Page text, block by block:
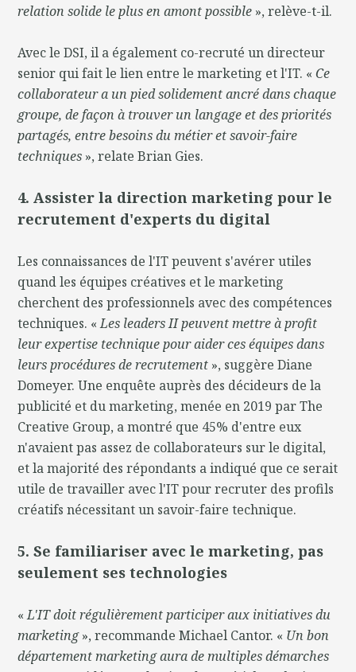
relation solide le plus en amont possible », relève-t-il.
Avec le DSI, il a également co-recruté un directeur
senior qui fait le lien entre le marketing et l'IT. «Ce
collaborateur a un pied solidement ancré dans chaque
groupe, de façon à trouver un langage et des priorités
partagés, entre besoins du métier et savoir-faire
techniques », relate Brian Gies.
4. Assister la direction marketing pour le
recrutement d'experts du digital
Les connaissances de l'IT peuvent s'avérer utiles
quand les équipes créatives et le marketing
cherchent des professionnels avec des compétences
techniques. «Les leaders II peuvent mettre à profit
leur expertise technique pour aider ces équipes dans
leurs procédures de recrutement », suggère Diane
Domeyer. Une enquête auprès des décideurs de la
publicité et du marketing, menée en 2019 par The
Creative Group, a montré que 45% d'entre eux
n'avaient pas assez de collaborateurs sur le digital,
et la majorité des répondants a indiqué que ce serait
utile de travailler avec l'IT pour recruter des profils
créatifs nécessitant un savoir-faire technique.
5. Se familiariser avec le marketing, pas
seulement ses technologies
«L'IT doit régulièrement participer aux initiatives du
marketing», recommande Michael Cantor. « Un bon
département marketing aura de multiples démarches